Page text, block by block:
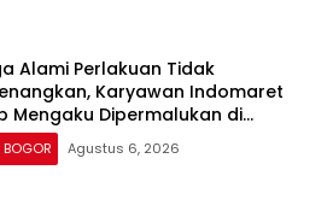
Alami Perlakuan Tidak
Karyawan Indomaret
Mengaku Dipermalukan di
Rekan Kerja
BOGOR Agustus 6, 2026